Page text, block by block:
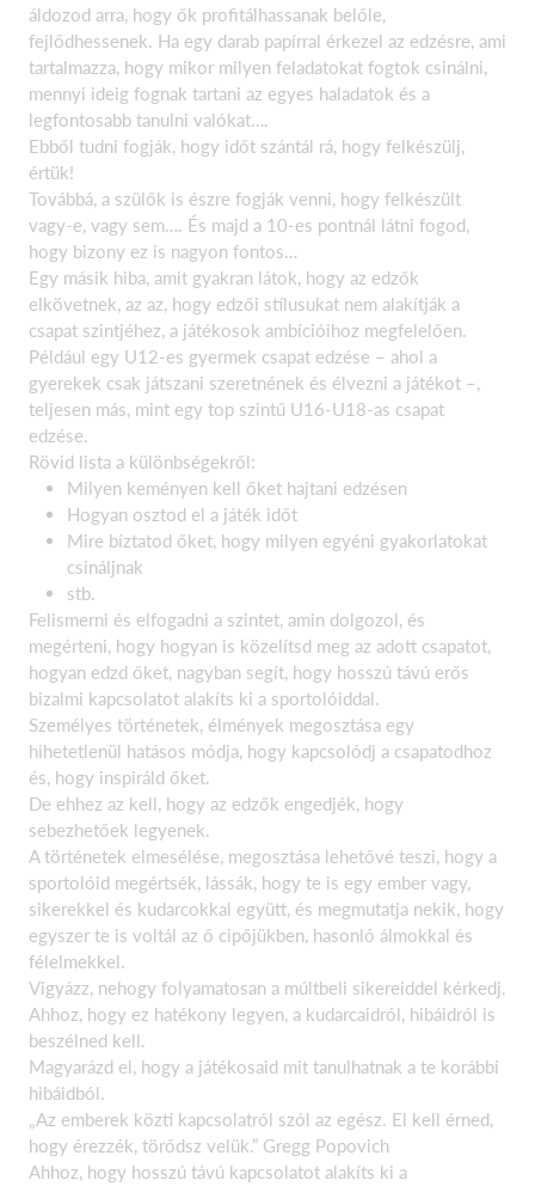
áldozod arra, hogy ők profitálhassanak belőle,
fejlődhessenek. Ha egy darab papírral érkezel az edzésre, ami
tartalmazza, hogy mikor milyen feladatokat fogtok csinálni,
mennyi ideig fognak tartani az egyes haladatok és a
legfontosabb tanulni valókat….
Ebből tudni fogják, hogy időt szántál rá, hogy felkészülj,
értük!
Továbbá, a szülők is észre fogják venni, hogy felkészült
vagy-e, vagy sem…. És majd a 10-es pontnál látni fogod,
hogy bizony ez is nagyon fontos…
Egy másik hiba, amit gyakran látok, hogy az edzők
elkövetnek, az az, hogy edzői stílusukat nem alakítják a
csapat szintjéhez, a játékosok ambícióihoz megfelelően.
Például egy U12-es gyermek csapat edzése – ahol a
gyerekek csak játszani szeretnének és élvezni a játékot –,
teljesen más, mint egy top szintű U16-U18-as csapat
edzése.
Rövid lista a különbségekről:
Milyen keményen kell őket hajtani edzésen
Hogyan osztod el a játék időt
Mire bíztatod őket, hogy milyen egyéni gyakorlatokat
csináljnak
stb.
Felismerni és elfogadni a szintet, amin dolgozol, és
megérteni, hogy hogyan is közelítsd meg az adott csapatot,
hogyan edzd őket, nagyban segít, hogy hosszú távú erős
bizalmi kapcsolatot alakíts ki a sportolóiddal.
Személyes történetek, élmények megosztása egy
hihetetlenül hatásos módja, hogy kapcsolódj a csapatodhoz
és, hogy inspiráld őket.
De ehhez az kell, hogy az edzők engedjék, hogy
sebezhetőek legyenek.
A történetek elmesélése, megosztása lehetővé teszi, hogy a
sportolóid megértsék, lássák, hogy te is egy ember vagy,
sikerekkel és kudarcokkal együtt, és megmutatja nekik, hogy
egyszer te is voltál az ő cipőjükben, hasonló álmokkal és
félelmekkel.
Vigyázz, nehogy folyamatosan a múltbeli sikereiddel kérkedj.
Ahhoz, hogy ez hatékony legyen, a kudarcaidról, hibáidról is
beszélned kell.
Magyarázd el, hogy a játékosaid mit tanulhatnak a te korábbi
hibáidból.
„Az emberek közti kapcsolatról szól az egész. El kell érned,
hogy érezzék, törődsz velük.” Gregg Popovich
Ahhoz, hogy hosszú távú kapcsolatot alakíts ki a